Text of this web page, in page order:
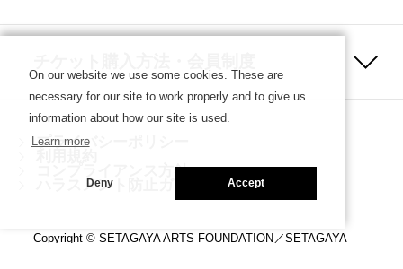
プライバシーポリシー
コンプライアンス方針
ハラスメント防止ガイドライン
Copyright © SETAGAYA ARTS FOUNDATION／SETAGAYA
On our website we use some cookies. These are
necessary for our site to work properly and to give us
information about how our site is used.
Learn more
Deny Accept